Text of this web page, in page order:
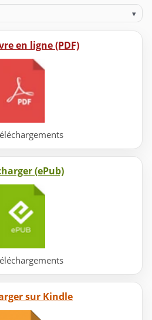
▾
en ligne (PDF)
(ePub)
sur Kindle